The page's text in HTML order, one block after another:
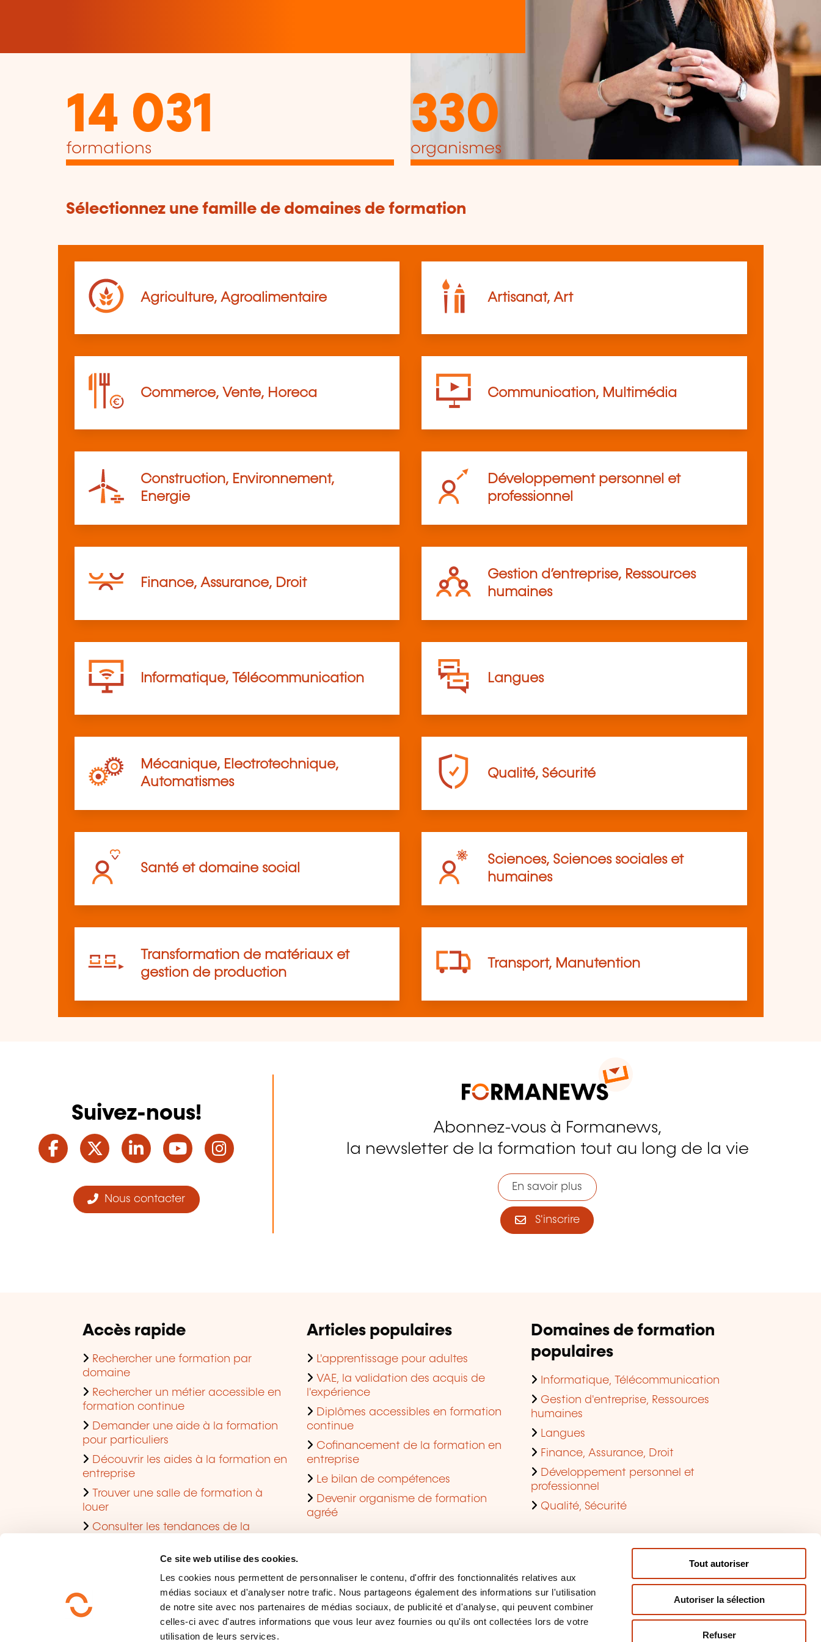
Ce site web utilise des cookies.
Les cookies nous permettent de personnaliser le contenu, d'offrir des fonctionnalités relatives aux
médias sociaux et d'analyser notre trafic. Nous partageons également des informations sur l'utilisation
de notre site avec nos partenaires de médias sociaux, de publicité et d'analyse, qui peuvent combiner
celles-ci avec d'autres informations que vous leur avez fournies ou qu'ils ont collectées lors de votre
utilisation de leurs services.
Tout autoriser
Autoriser la sélection
Refuser
14 031
formations
330
organismes
Sélectionnez une famille de domaines de formation
Agriculture, Agroalimentaire Artisanat, Art
Commerce, Vente, Horeca Communication, Multimédia
Construction, Environnement,
Energie
Développement personnel et
professionnel
Finance, Assurance, Droit
Gestion d’entreprise, Ressources
humaines
Informatique, Télécommunication Langues
Mécanique, Electrotechnique,
Automatismes
Qualité, Sécurité
Santé et domaine social
Sciences, Sciences sociales et
humaines
Transformation de matériaux et
gestion de production
Transport, Manutention
Suivez-nous!
Facebook
TwitterLinkedInYouTube
Nous contacter
Abonnez-vous à Formanews,
la newsletter de la formation tout au long de la vie
En savoir plus
S'inscrire
Accès rapide
Rechercher une formation par
domaine
Rechercher un métier accessible en
formation continue
Demander une aide à la formation
pour particuliers
Découvrir les aides à la formation en
entreprise
Trouver une salle de formation à
louer
Consulter les tendances de la
Articles populaires
L'apprentissage pour adultes
VAE, la validation des acquis de
l'expérience
Diplômes accessibles en formation
continue
Cofinancement de la formation en
entreprise
Le bilan de compétences
Devenir organisme de formation
agréé
Domaines de formation
populaires
Informatique, Télécommunication
Gestion d'entreprise, Ressources
humaines
Langues
Finance, Assurance, Droit
Développement personnel et
professionnel
Qualité, Sécurité